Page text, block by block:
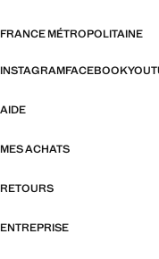
FRANCE MÉTROPOLITAINE
INSTAGRAMFACEBOOK
AIDE
MES ACHATS
RETOURS
ENTREPRISE